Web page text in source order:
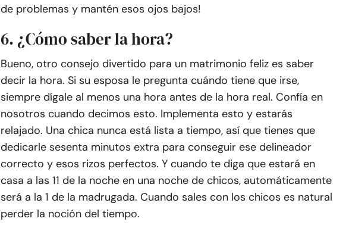
de problemas y mantén esos ojos bajos!
6. ¿Cómo saber la hora?
Bueno, otro consejo divertido para un matrimonio feliz es saber
decir la hora. Si su esposa le pregunta cuándo tiene que irse,
siempre dígale al menos una hora antes de la hora real. Confía en
nosotros cuando decimos esto. Implementa esto y estarás
relajado. Una chica nunca está lista a tiempo, así que tienes que
dedicarle sesenta minutos extra para conseguir ese delineador
correcto y esos rizos perfectos. Y cuando te diga que estará en
casa a las 11 de la noche en una noche de chicos, automáticamente
será a la 1 de la madrugada. Cuando sales con los chicos es natural
perder la noción del tiempo.